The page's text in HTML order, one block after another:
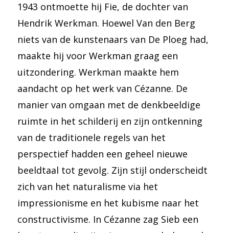
1943 ontmoette hij Fie, de dochter van
Hendrik Werkman. Hoewel Van den Berg
niets van de kunstenaars van De Ploeg had,
maakte hij voor Werkman graag een
uitzondering. Werkman maakte hem
aandacht op het werk van Cézanne. De
manier van omgaan met de denkbeeldige
ruimte in het schilderij en zijn ontkenning
van de traditionele regels van het
perspectief hadden een geheel nieuwe
beeldtaal tot gevolg. Zijn stijl onderscheidt
zich van het naturalisme via het
impressionisme en het kubisme naar het
constructivisme. In Cézanne zag Sieb een